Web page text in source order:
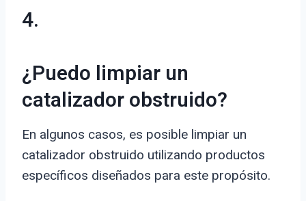
4.
¿Puedo limpiar un
catalizador obstruido?
En algunos casos, es posible limpiar un
catalizador obstruido utilizando productos
específicos diseñados para este propósito.